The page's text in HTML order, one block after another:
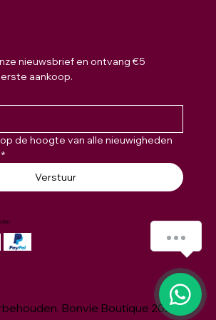
nieuwsbrief en ontvang €5
aankoop.
de hoogte van alle nieuwigheden
*
Verstuur
Bonvie Boutique 2026 ©
1